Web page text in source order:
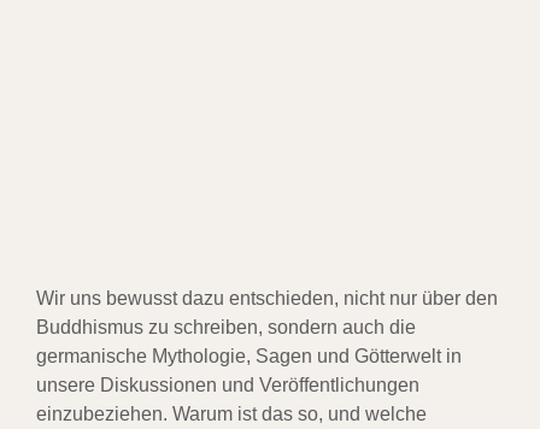
Wir uns bewusst dazu entschieden, nicht nur über den
Buddhismus zu schreiben, sondern auch die
germanische Mythologie, Sagen und Götterwelt in
unsere Diskussionen und Veröffentlichungen
einzubeziehen. Warum ist das so, und welche